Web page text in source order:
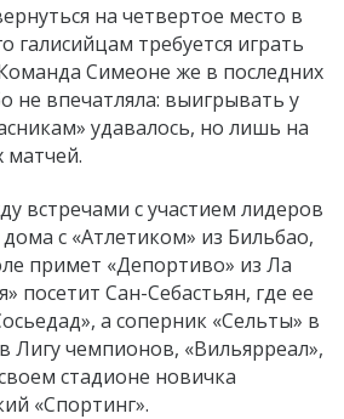
на четвертое место в
галисийцам требуется играть
Симеоне же в последних
не впечатляла: выигрывать у
удавалось, но лишь на
матчей.
встречами с участием лидеров
с «Атлетиком» из Бильбао,
примет «Депортиво» из Ла
посетит Сан-Себастьян, где ее
а соперник «Сельты» в
Лигу чемпионов, «Вильярреал»,
стадионе новичка
«Спортинг».